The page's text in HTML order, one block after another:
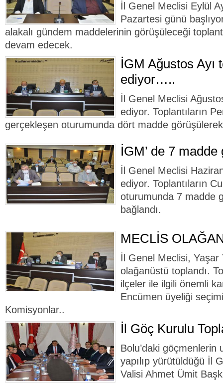
İl Genel Meclisi Eylül
Pazartesi günü
alakalı gündem maddelerinin görüşüleceği
devam edecek.
İGM Ağustos Ayı
ediyor…..
İl Genel Meclisi
ediyor. Toplantıların
gerçekleşen oturumunda dört madde
İGM’ de 7
İl Genel Meclisi
ediyor. Toplantıların
oturumunda 7 madde
bağlandı.
MECLİS
İl Genel Meclisi, Yaşar
olağanüstü toplandı.
ilçeler ile ilgili önemli
Encümen üyeliği
Komisyonlar..
İl Göç Kurulu
Bolu’daki göçmenlerin
yapılıp yürütüldüğü İl
Valisi Ahmet Ümit